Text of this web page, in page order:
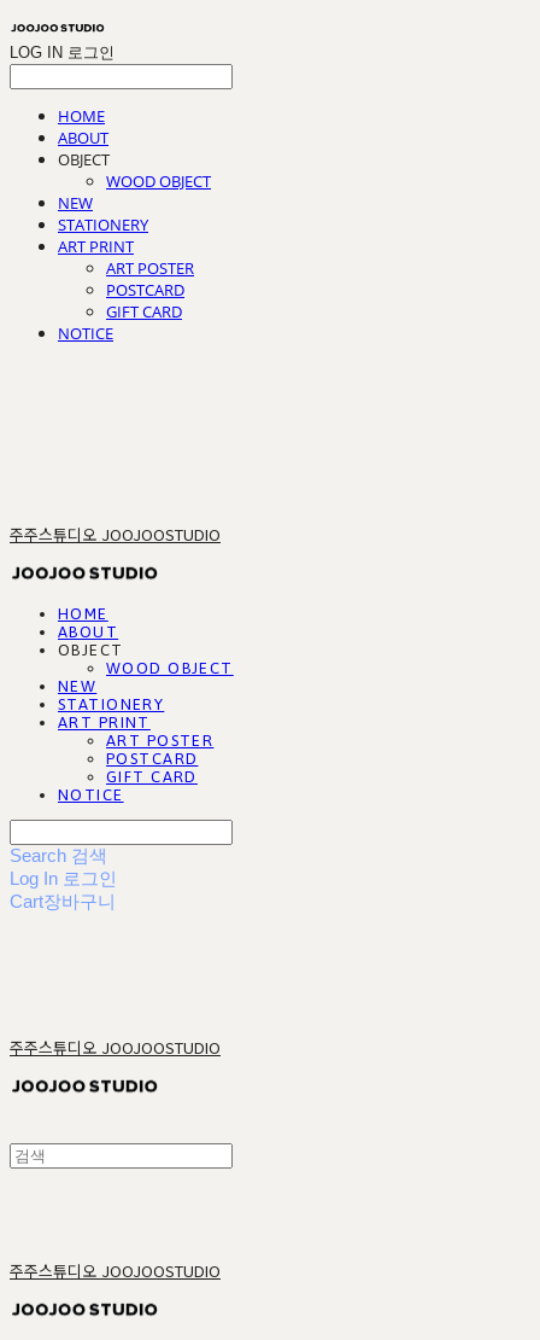
LOG IN 로그인
HOME
ABOUT
OBJECT
WOOD OBJECT
NEW
STATIONERY
ART PRINT
ART POSTER
POSTCARD
GIFT CARD
NOTICE
주주스튜디오 JOOJOOSTUDIO
HOME
ABOUT
OBJECT
WOOD OBJECT
NEW
STATIONERY
ART PRINT
ART POSTER
POSTCARD
GIFT CARD
NOTICE
Search 검색
Log In 로그인
Cart장바구니
주주스튜디오 JOOJOOSTUDIO
주주스튜디오 JOOJOOSTUDIO